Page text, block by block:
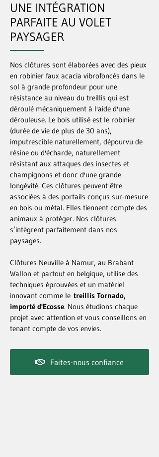
UNE INTÉGRATION
PARFAITE AU VOLET
PAYSAGER
Nos clôtures sont élaborées avec des pieux
en robinier faux acacia vibrofoncés dans le
sol à grande profondeur pour une
résistance au niveau du treillis qui est
déroulé mécaniquement à l'aide d'une
dérouleuse. Le bois utilisé est le robinier
(durée de vie de plus de 30 ans),
imputrescible naturellement, dépourvu de
résine ou d'écharde, naturellement
résistant aux attaques des insectes et
champignons et donc d'une grande
longévité. Ces clôtures peuvent être
associées à des portails conçus sur-mesure
en bois ou métal. Elles tiennent compte des
animaux à protéger. Nos clôtures
s’intègrent parfaitement dans nos
paysages.
Clôtures Neuville à Namur, au Brabant
Wallon et partout en belgique, utilise des
techniques éprouvées et un matériel
innovant comme le treillis Tornado,
importé d'Ecosse. Nous étudions chaque
projet avec attention et vous conseillons en
tenant compte de vos envies.
Faites-nous confiance